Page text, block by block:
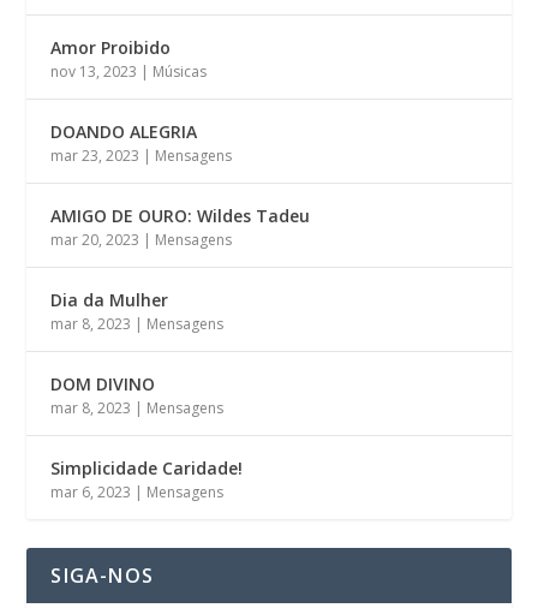
Amor Proibido
nov 13, 2023 | Músicas
DOANDO ALEGRIA
mar 23, 2023 | Mensagens
AMIGO DE OURO: Wildes Tadeu
mar 20, 2023 | Mensagens
Dia da Mulher
mar 8, 2023 | Mensagens
DOM DIVINO
mar 8, 2023 | Mensagens
Simplicidade Caridade!
mar 6, 2023 | Mensagens
SIGA-NOS